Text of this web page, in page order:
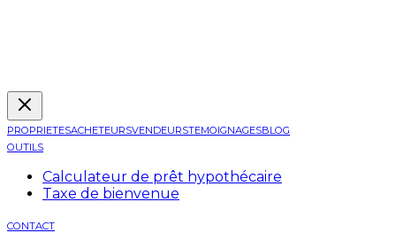
PROPRIETESACHETEURSVENDEURSTEMOIGNAGESBLOG
OUTILS
Calculateur de prêt hypothécaire
Taxe de bienvenue
CONTACT